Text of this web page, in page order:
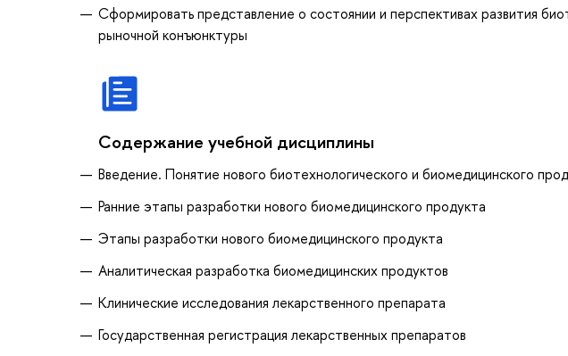
Сформировать представление о состоянии и перспективах развития
рыночной конъюнктуры
Содержание учебной дисциплины
Введение. Понятие нового биотехнологического и биомедицинского
Ранние этапы разработки нового биомедицинского продукта
Этапы разработки нового биомедицинского продукта
Аналитическая разработка биомедицинских продуктов
Клинические исследования лекарственного препарата
Государственная регистрация лекарственных препаратов